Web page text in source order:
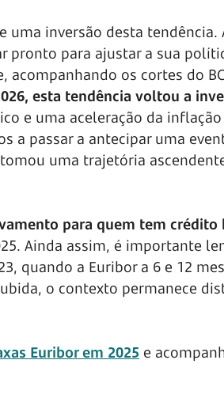
uma inversão desta
pronto para ajustar a sua
acompanhando os cortes do
esta tendência voltou a
e uma aceleração da inflação
a passar a antecipar uma
uma trajetória
para quem tem
Ainda assim, é importante
quando a Euribor a 6 e 12
o contexto permanece
Euribor em 2025 e